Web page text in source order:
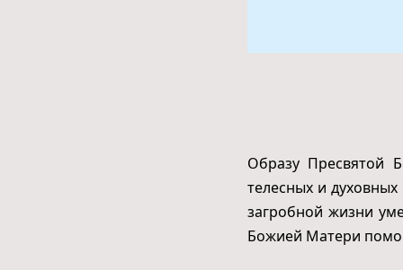
Образу Пресвятой
телесных и
загробной жизни
Божией Матери